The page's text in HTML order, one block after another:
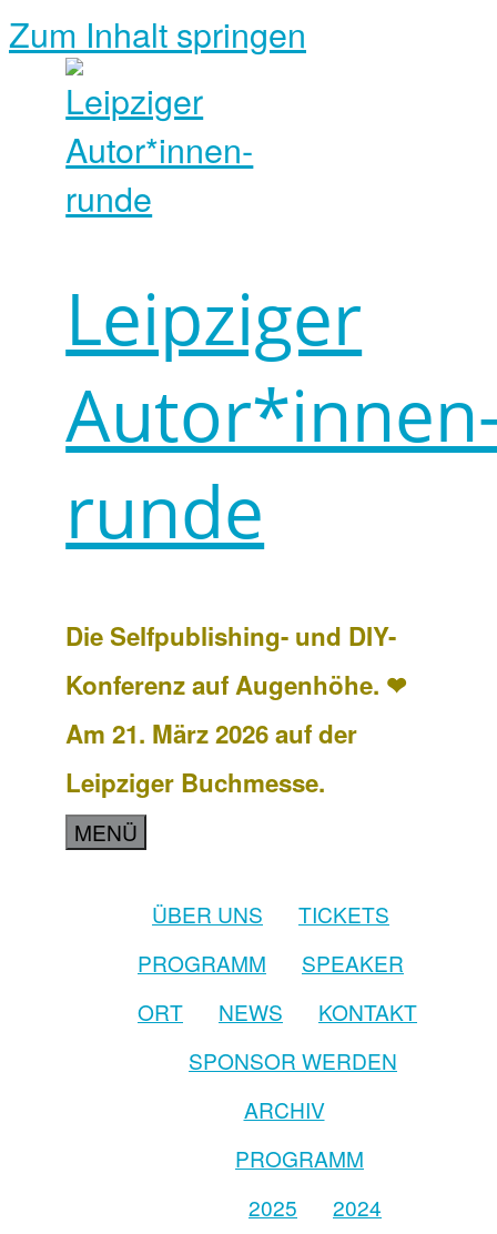
Zum Inhalt springen
Leipziger
runde
Die Selfpublishing- und DIY-
Konferenz auf Augenhöhe. ❤
Am 21. März 2026 auf der
Leipziger Buchmesse.
MENÜ
ÜBER UNS
TICKETS
PROGRAMM
SPEAKER
ORT
NEWS
KONTAKT
SPONSOR WERDEN
ARCHIV
PROGRAMM
2025
2024